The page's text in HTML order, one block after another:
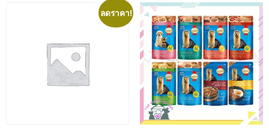
ลดราคา!